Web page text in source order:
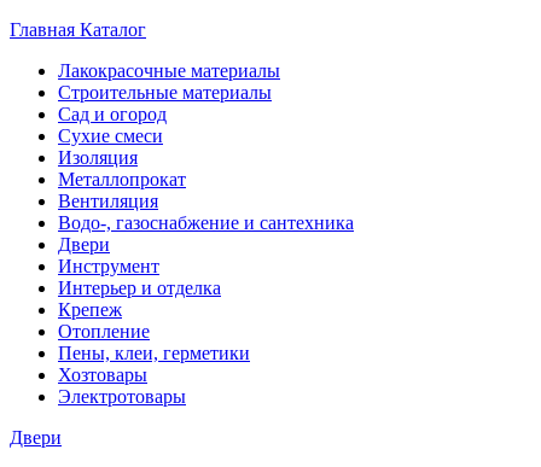
Главная Каталог
Лакокрасочные материалы
Строительные материалы
Сад и огород
Сухие смеси
Изоляция
Металлопрокат
Вентиляция
Водо-, газоснабжение и сантехника
Двери
Инструмент
Интерьер и отделка
Крепеж
Отопление
Пены, клеи, герметики
Хозтовары
Электротовары
Двери